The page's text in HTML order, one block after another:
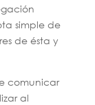
simple de
de ésta y
comunicar
al